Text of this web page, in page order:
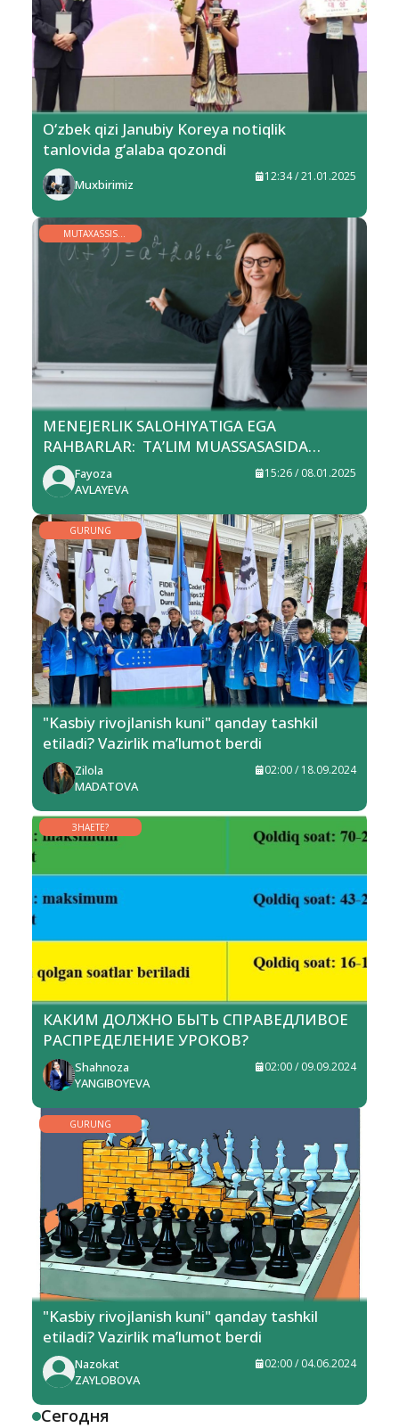
O‘zbek qizi Janubiy Koreya notiqlik
tanlovida g‘alaba qozondi
Muxbirimiz
12:34 / 21.01.2025
MUTAXASSIS
MINBARI
MENEJERLIK SALOHIYATIGA EGA
RAHBARLAR: TA’LIM MUASSASASIDA
NIMALARNI O‘ZGARTIRA OLADI?
Fayoza
AVLAYEVA
15:26 / 08.01.2025
GURUNG
"Kasbiy rivojlanish kuni" qanday tashkil
etiladi? Vazirlik ma’lumot berdi
Zilola
MADATOVA
02:00 / 18.09.2024
ЗНАЕТЕ?
КАКИМ ДОЛЖНО БЫТЬ СПРАВЕДЛИВОЕ
РАСПРЕДЕЛЕНИЕ УРОКОВ?
Shahnoza
YANGIBOYEVA
02:00 / 09.09.2024
GURUNG
"Kasbiy rivojlanish kuni" qanday tashkil
etiladi? Vazirlik ma’lumot berdi
Nazokat
ZAYLOBOVA
02:00 / 04.06.2024
Сегодня